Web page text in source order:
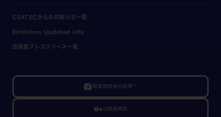
CEATECからのお知らせ一覧
Exhibitors Updated Info
出展者プレスリリース一覧
linked_camera報道関係者の皆様へ
vpn_key出展者専用